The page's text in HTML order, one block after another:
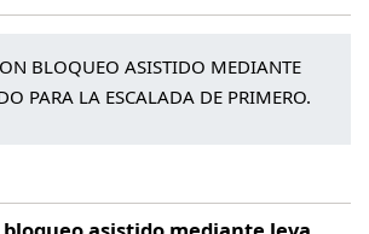
BLOQUEO ASISTIDO MEDIANTE
PARA LA ESCALADA DE PRIMERO.